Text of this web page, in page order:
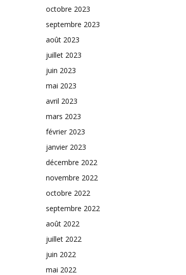
octobre 2023
septembre 2023
août 2023
juillet 2023
juin 2023
mai 2023
avril 2023
mars 2023
février 2023
janvier 2023
décembre 2022
novembre 2022
octobre 2022
septembre 2022
août 2022
juillet 2022
juin 2022
mai 2022